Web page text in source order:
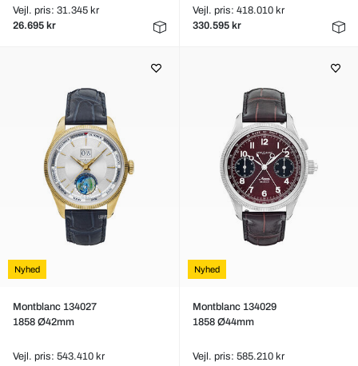
Vejl. pris: 31.345 kr
26.695 kr
Vejl. pris: 418.010 kr
330.595 kr
Nyhed
Montblanc 134027
1858 Ø42mm
Vejl. pris: 543.410 kr
Nyhed
Montblanc 134029
1858 Ø44mm
Vejl. pris: 585.210 kr